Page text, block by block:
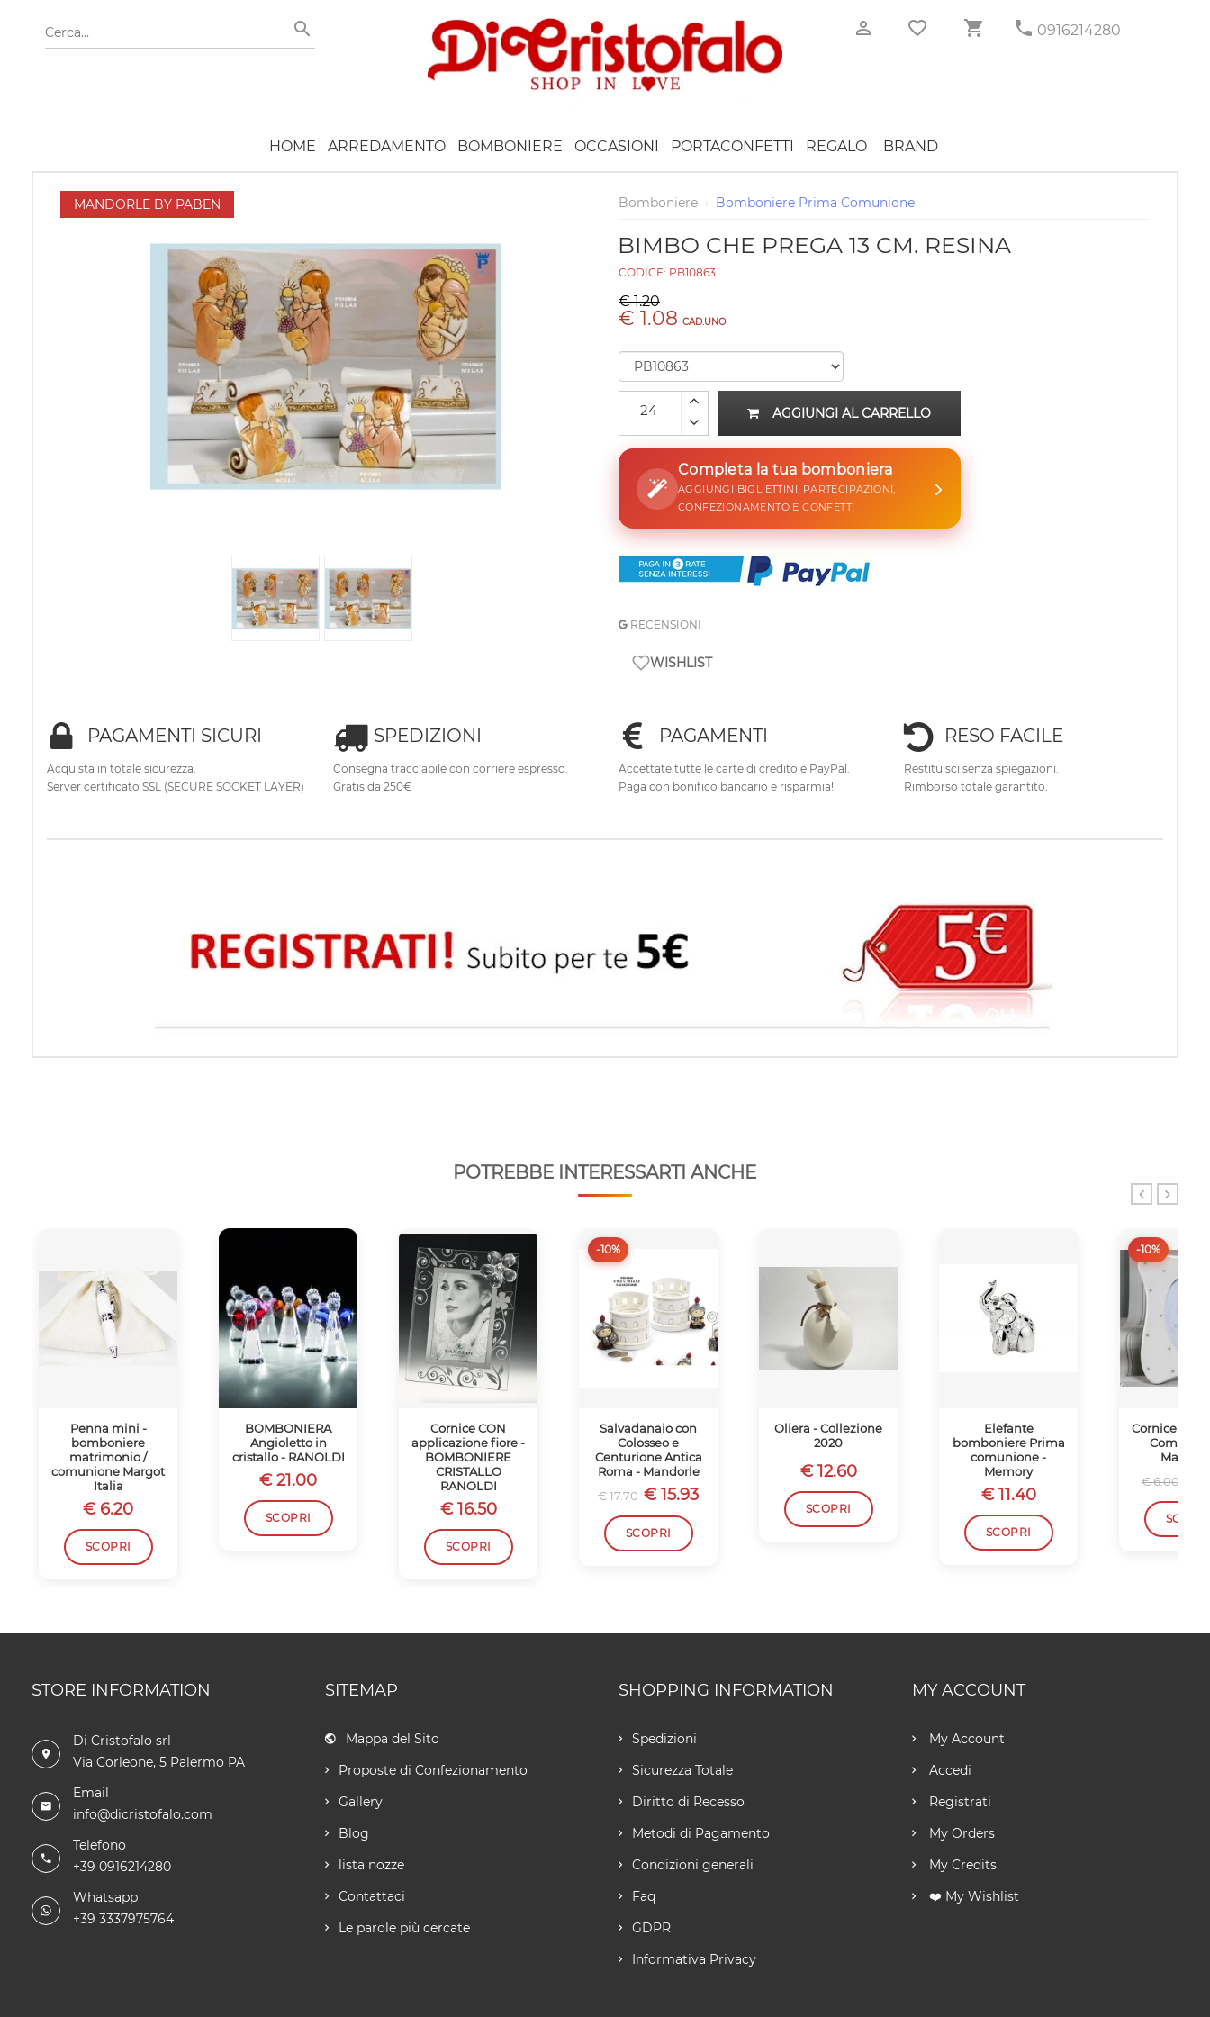
0916214280
HOME ARREDAMENTO BOMBONIERE OCCASIONI PORTACONFETTI REGALO BRAND
MANDORLE BY PABEN Bomboniere › Bomboniere Prima Comunione
BIMBO CHE PREGA 13 CM. RESINA
CODICE: PB10863
€ 1.20
€ 1.08 CAD.UNO
AGGIUNGI AL CARRELLO
Completa la tua bomboniera
AGGIUNGI BIGLIETTINI, PARTECIPAZIONI,
CONFEZIONAMENTO E CONFETTI
RECENSIONI
WISHLIST
PAGAMENTI SICURI
Acquista in totale sicurezza.
Server certificato SSL (SECURE SOCKET LAYER)
SPEDIZIONI
Consegna tracciabile con corriere espresso.
Gratis da 250€
PAGAMENTI
Accettate tutte le carte di credito e PayPal.
Paga con bonifico bancario e risparmia!
RESO FACILE
Restituisci senza spiegazioni.
Rimborso totale garantito.
POTREBBE INTERESSARTI ANCHE
Penna mini -
bomboniere
matrimonio /
comunione Margot
Italia
€ 6.20
SCOPRI
BOMBONIERA
Angioletto in
cristallo - RANOLDI
€ 21.00
SCOPRI
Cornice CON
applicazione fiore -
BOMBONIERE
CRISTALLO
RANOLDI
€ 16.50
SCOPRI
-10%
Salvadanaio con
Colosseo e
Centurione Antica
Roma - Mandorle
€ 17.70 € 15.93
SCOPRI
Oliera - Collezione
2020
€ 12.60
SCOPRI
Elefante
bomboniere Prima
comunione -
Memory
€ 11.40
SCOPRI
-10%
Cornice con
€ 6.00
STORE INFORMATION
Di Cristofalo srl
Via Corleone, 5 Palermo PA
Email
info@dicristofalo.com
Telefono
+39 0916214280
Whatsapp
+39 3337975764
SITEMAP
Mappa del Sito
Proposte di Confezionamento
Gallery
Blog
lista nozze
Contattaci
Le parole più cercate
SHOPPING INFORMATION
Spedizioni
Sicurezza Totale
Diritto di Recesso
Metodi di Pagamento
Condizioni generali
Faq
GDPR
Informativa Privacy
MY ACCOUNT
My Account
Accedi
Registrati
My Orders
My Credits
❤️ My Wishlist